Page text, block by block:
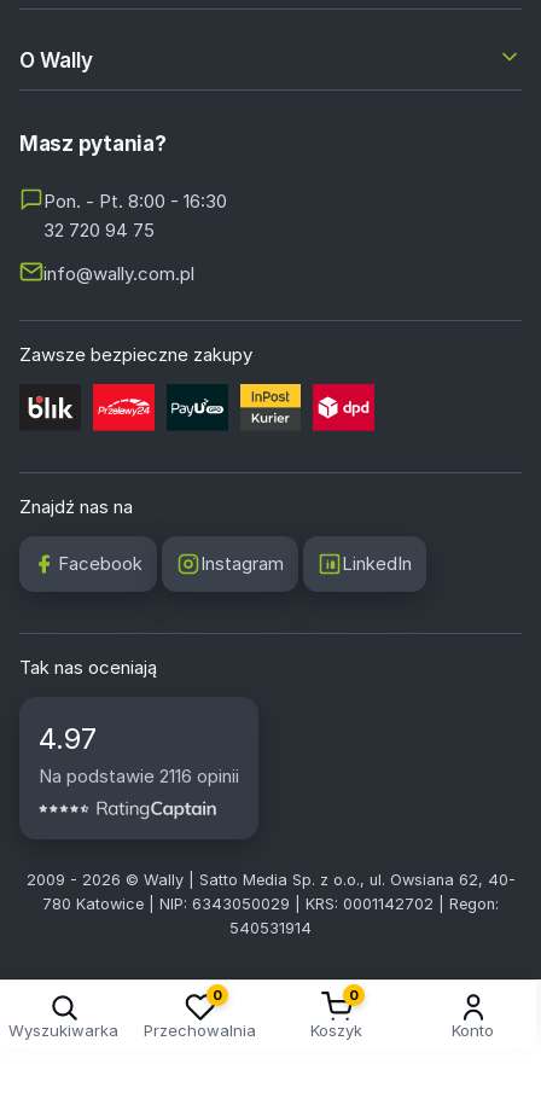
O Wally
Masz pytania?
Pon. - Pt. 8:00 - 16:30
32 720 94 75
info@wally.com.pl
Zawsze bezpieczne zakupy
Znajdź nas na
Facebook Instagram LinkedIn
Tak nas oceniają
4.97
Na podstawie 2116 opinii
2009 - 2026 © Wally | Satto Media Sp. z o.o., ul. Owsiana 62, 40-
780 Katowice | NIP: 6343050029 | KRS: 0001142702 | Regon:
540531914
Wyszukiwarka
0
Przechowalnia
0
Koszyk Konto